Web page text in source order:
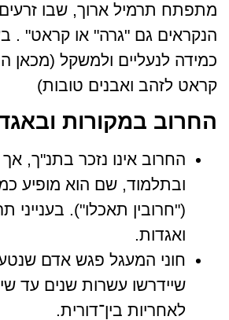
מתפתח תרמיל ארוך, שבו
הנקראים גם "גרה" או קראט" .
כמידה לנעליים ולמשקל (מכאן
קראט לזהב ואבנים טובות)
החרוב במקורות
החרוב אינו נזכר בתנ"ך,
ובתלמוד, שם הוא מופיע
("חרובין תאכלו"). בענייני
ואגדות.
חוני המעגל פגש אדם
שיידרשו עשרות שנים עד
לאחריות בין־דורית.